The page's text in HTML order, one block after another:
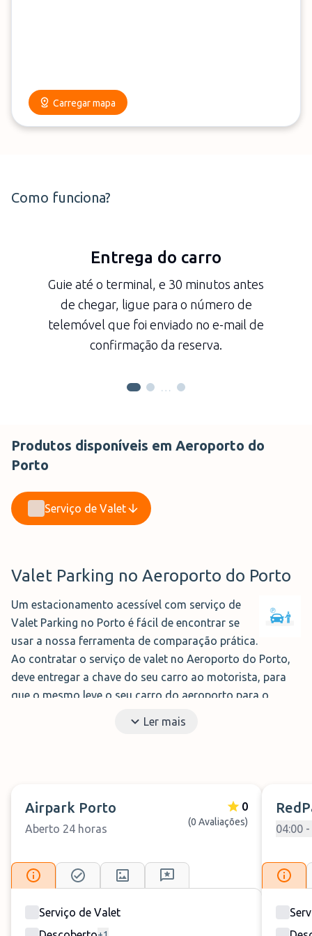
Carregar mapa
Como funciona?
Entrega do carro
Guie até o terminal, e 30 minutos antes
de chegar, ligue para o número de
telemóvel que foi enviado no e-mail de
confirmação da reserva.
…
Produtos disponíveis em Aeroporto do
Porto
Serviço de Valet
Valet Parking no Aeroporto do Porto
Um estacionamento acessível com serviço de
Valet Parking no Porto é fácil de encontrar se
usar a nossa ferramenta de comparação prática.
Ao contratar o serviço de valet no Aeroporto do Porto,
deve entregar a chave do seu carro ao motorista, para
que o mesmo leve o seu carro do aeroporto para o
Deluxe Park (Valet)
excelente opção de
preços baixos para quem viaja a
partir do Aeroporto do Porto.
Aberto e vigiado 24 horas
Ler mais
Airpark Porto
Aberto 24 horas
0
(0 Avaliações)
Serviço de Valet
04:00